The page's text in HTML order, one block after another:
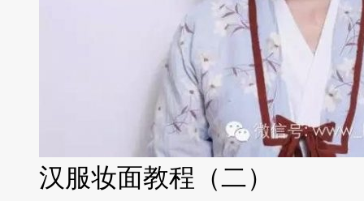
汉服妆面教程（二）